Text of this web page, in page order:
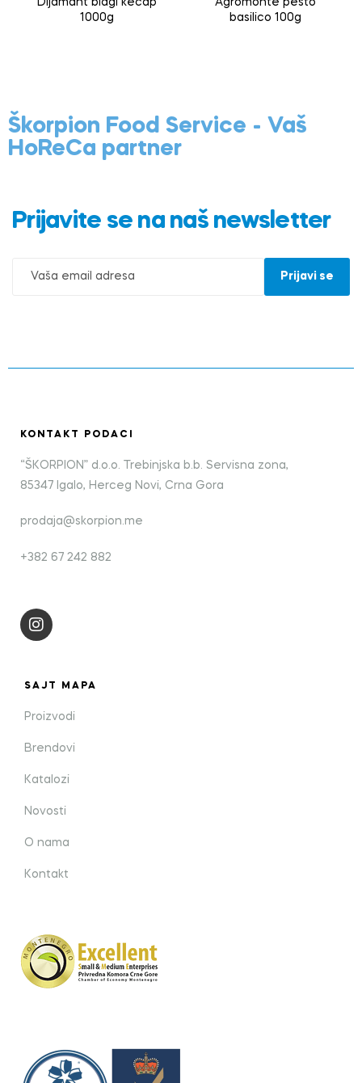
1000g
basilico 100g
Škorpion Food Service - Vaš
HoReCa partner
Prijavite se na naš newsletter
KONTAKT PODACI
“ŠKORPION” d.o.o. Trebinjska b.b. Servisna zona,
85347 Igalo, Herceg Novi, Crna Gora
prodaja@skorpion.me
+382 67 242 882
SAJT MAPA
Proizvodi
Brendovi
Katalozi
Novosti
O nama
Kontakt